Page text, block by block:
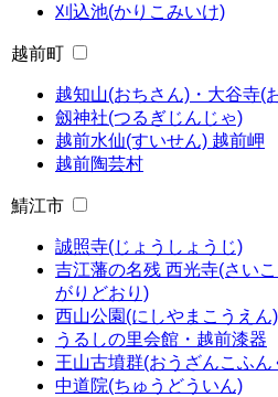
刈込池(かりこみいけ)
越前町
越知山(おちさん)・大谷寺(
劔神社(つるぎじんじゃ)
越前水仙(すいせん) 越前岬
越前陶芸村
鯖江市
誠照寺(じょうしょうじ)
吉江藩の名残 西光寺(さい
がりどおり)
西山公園(にしやまこうえん)
うるしの里会館・越前漆器
王山古墳群(おうざんこふん
中道院(ちゅうどういん)